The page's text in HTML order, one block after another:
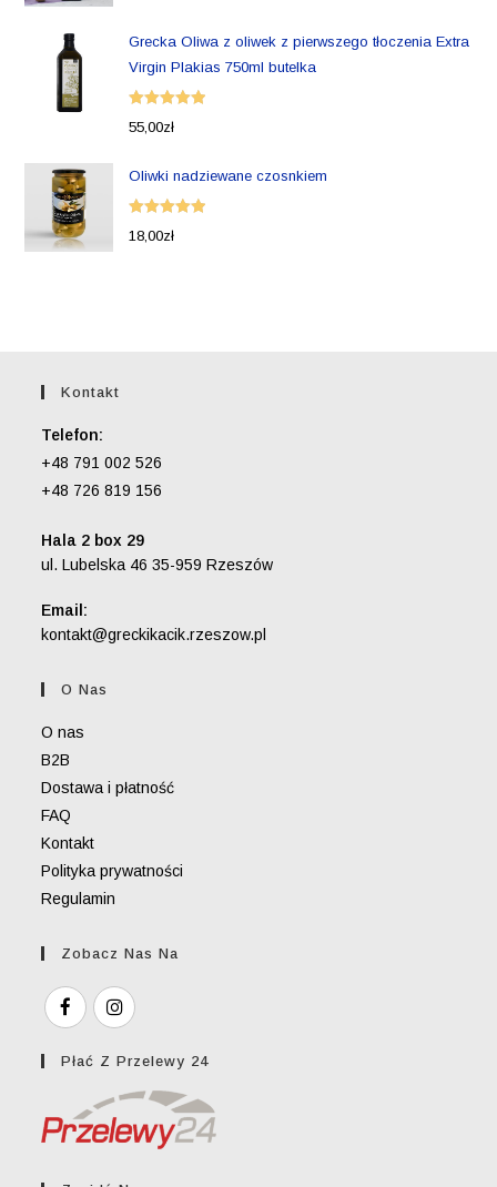
Grecka Oliwa z oliwek z pierwszego tłoczenia Extra
Virgin Plakias 750ml butelka
Oceniono
55,00zł
Oliwki nadziewane czosnkiem
Oceniono
18,00zł
Kontakt
Telefon:
+48 791 002 526
+48 726 819 156
Hala 2 box 29
ul. Lubelska 46 35-959 Rzeszów
Email:
kontakt@greckikacik.rzeszow.pl
O Nas
O nas
B2B
Dostawa i płatność
FAQ
Kontakt
Polityka prywatności
Regulamin
Zobacz Nas Na
Płać Z Przelewy 24